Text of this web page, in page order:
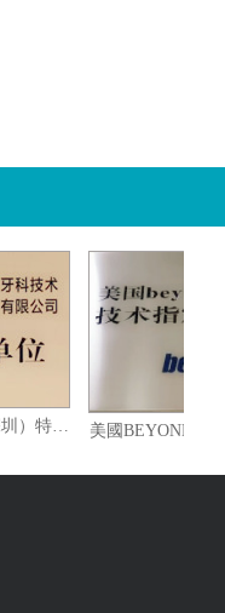
普羅丹特牙科技術（深圳）特約合作單位